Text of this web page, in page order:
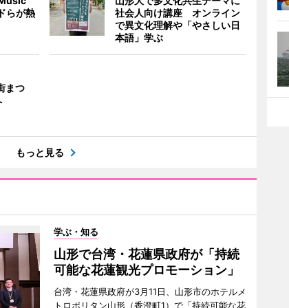
らが熱
社会人向け講座 オンライン
で異文化理解や「やさしい日
本語」学ぶ
まつ
もっと見る
学ぶ・知る
山形で台湾・花蓮県政府が「持続
可能な花蓮観光プロモーション」
台湾・花蓮県政府が3月11日、山形市のホテルメ
トロポリタン山形（香澄町1）で「持続可能な花